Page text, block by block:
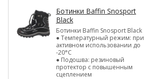
Ботинки Baffin Snosport
Black
Ботинки Baffin Snosport Black
● Температурный режим: при
активном использовании до
-20°С
● Подошва: резиновый
протектор с повышенным
сцеплением